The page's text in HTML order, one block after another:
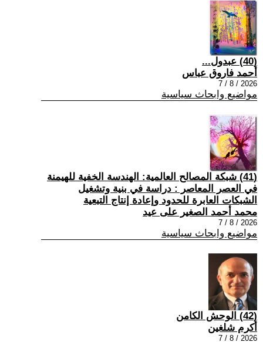
(40) عبدول...
أحمد فاروق عباس
2026 / 8 / 7
مواضيع وابحاث سياسية
(41) شبكة المصالح العالمية: الهندسة الخفية للهيمنة
في العصر المعاصر : دراسة في بنية وتشغيل
الشبكات العابرة للحدود وإعادة إنتاج التبعية
محمد أحمد الصغير على عيد
2026 / 8 / 7
مواضيع وابحاث سياسية
(42) الوحش الكامن
أكرم شلغين
2026 / 8 / 7